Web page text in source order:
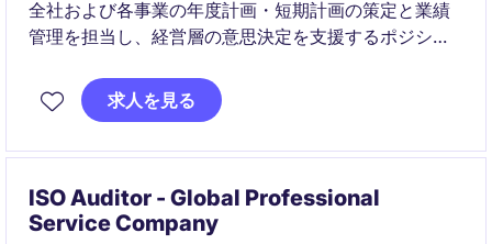
全社および各事業の年度計画・短期計画の策定と業績
管理を担当し、経営層の意思決定を支援するポジショ
計画達成に向けた改善活動や重点施策の推進をリード
していただきます。
求人を見る
ISO Auditor - Global Professional
Service Company